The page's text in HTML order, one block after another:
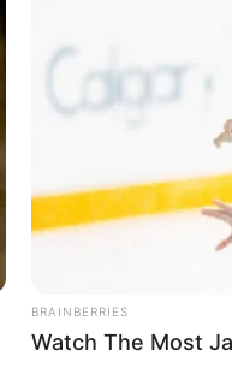
beavatkozáson
élt – egy
font volt. A
ki, az életét már
követően hirtelen
BRAINBERRIES
Watch The Most